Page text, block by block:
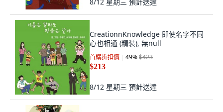
CreationnKnowledge 即使名字不同
心也相通 (精裝), 無null
首購折扣價 49%$423
$213
8/12 星期三 預計送達